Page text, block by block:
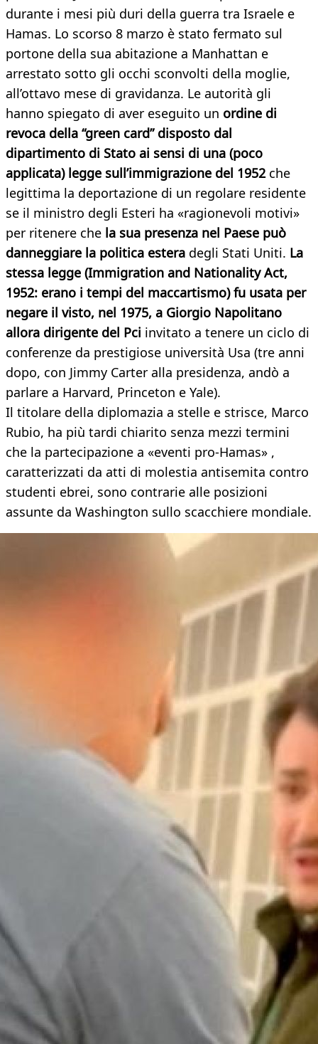
durante i mesi più duri della guerra tra Israele e
Hamas. Lo scorso 8 marzo è stato fermato sul
portone della sua abitazione a Manhattan e
arrestato sotto gli occhi sconvolti della moglie,
all’ottavo mese di gravidanza. Le autorità gli
hanno spiegato di aver eseguito un ordine di
revoca della “green card” disposto dal
dipartimento di Stato ai sensi di una (poco
applicata) legge sull’immigrazione del 1952che
legittima la deportazione di un regolare residente
se il ministro degli Esteri ha «ragionevoli motivi»
per ritenere che la sua presenza nel Paese può
danneggiare la politica estera degli Stati Uniti. La
stessa legge (Immigration and Nationality Act,
1952: erano i tempi del maccartismo) fu usata per
negare il visto, nel 1975, a Giorgio Napolitano
allora dirigente del Pci invitato a tenere un ciclo di
conferenze da prestigiose università Usa (tre anni
dopo, con Jimmy Carter alla presidenza, andò a
parlare a Harvard, Princeton e Yale).
Il titolare della diplomazia a stelle e strisce, Marco
Rubio, ha più tardi chiarito senza mezzi termini
che la partecipazione a «eventi pro-Hamas» ,
caratterizzati da atti di molestia antisemita contro
studenti ebrei, sono contrarie alle posizioni
assunte da Washington sullo scacchiere mondiale.